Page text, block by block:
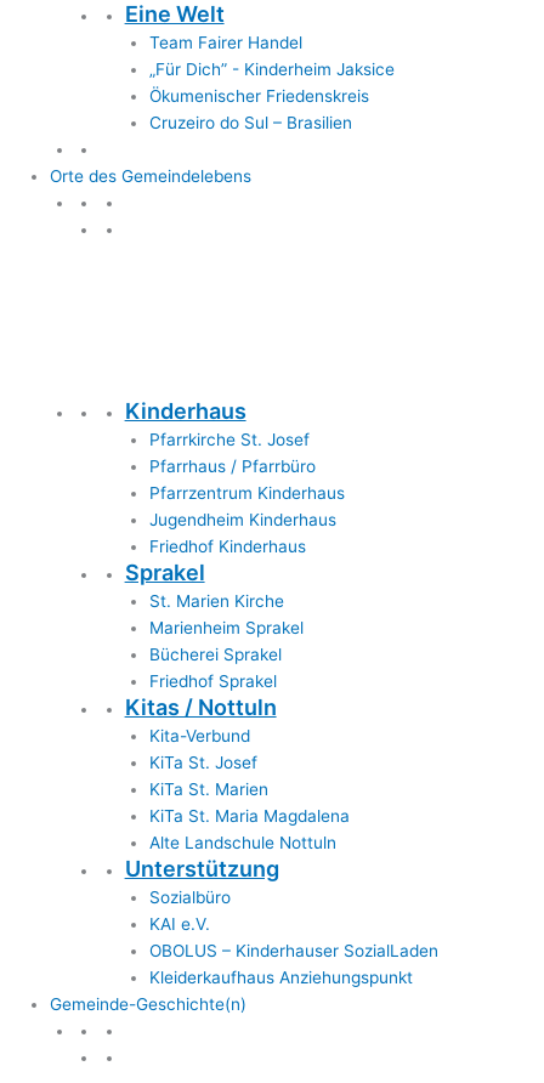
Eine Welt
Team Fairer Handel
„Für Dich” - Kinderheim Jaksice
Ökumenischer Friedenskreis
Cruzeiro do Sul – Brasilien
Orte des Gemeindelebens
Kinderhaus
Pfarrkirche St. Josef
Pfarrhaus / Pfarrbüro
Pfarrzentrum Kinderhaus
Jugendheim Kinderhaus
Friedhof Kinderhaus
Sprakel
St. Marien Kirche
Marienheim Sprakel
Bücherei Sprakel
Friedhof Sprakel
Kitas / Nottuln
Kita-Verbund
KiTa St. Josef
KiTa St. Marien
KiTa St. Maria Magdalena
Alte Landschule Nottuln
Unterstützung
Sozialbüro
KAI e.V.
OBOLUS – Kinderhauser SozialLaden
Kleiderkaufhaus Anziehungspunkt
Gemeinde-Geschichte(n)